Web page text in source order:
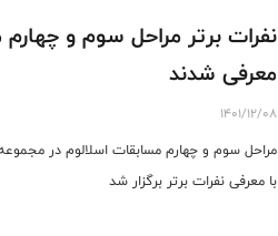
نفرات برتر مراحل سوم و
معرفی شدند
1401/12/08
مراحل سوم و چهارم مسابقات اسلالوم در
با معرفی نفرات برتر برگزار شد